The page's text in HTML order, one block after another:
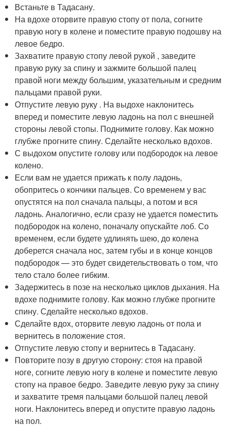
Встаньте в Тадасану.
На вдохе оторвите правую стопу от пола, согните
правую ногу в колене и поместите правую подошву на
левое бедро.
Захватите правую стопу левой рукой , заведите
правую руку за спину и зажмите большой палец
правой ноги между большим, указательным и средним
пальцами правой руки.
Отпустите левую руку . На выдохе наклонитесь
вперед и поместите левую ладонь на пол с внешней
стороны левой стопы. Поднимите голову. Как можно
глубже прогните спину. Сделайте несколько вдохов.
С выдохом опустите голову или подбородок на левое
колено.
Если вам не удается прижать к полу ладонь,
обопритесь о кончики пальцев. Со временем у вас
опустятся на пол сначала пальцы, а потом и вся
ладонь. Аналогично, если сразу не удается поместить
подбородок на колено, поначалу опускайте лоб. Со
временем, если будете удлинять шею, до колена
доберется сначала нос, затем губы и в конце концов
подбородок — это будет свидетельствовать о том, что
тело стало более гибким.
Задержитесь в позе на несколько циклов дыхания. На
вдохе поднимите голову. Как можно глубже прогните
спину. Сделайте несколько вдохов.
Сделайте вдох, оторвите левую ладонь от пола и
вернитесь в положение стоя.
Отпустите левую стопу и вернитесь в Тадасану.
Повторите позу в другую сторону: стоя на правой
ноге, согните левую ногу в колене и поместите левую
стопу на правое бедро. Заведите левую руку за спину
и захватите тремя пальцами большой палец левой
ноги. Наклонитесь вперед и опустите правую ладонь
на пол.